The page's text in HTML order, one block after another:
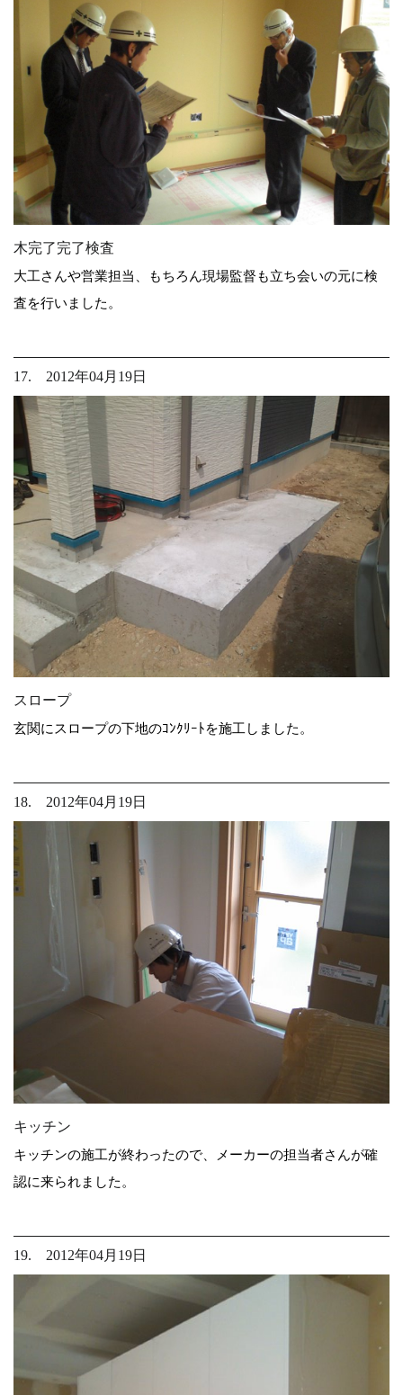
木完了完了検査
大工さんや営業担当、もちろん現場監督も立ち会いの元に検
査を行いました。
17. 2012年04月19日
スロープ
玄関にスロープの下地のｺﾝｸﾘｰﾄを施工しました。
18. 2012年04月19日
キッチン
キッチンの施工が終わったので、メーカーの担当者さんが確
認に来られました。
19. 2012年04月19日